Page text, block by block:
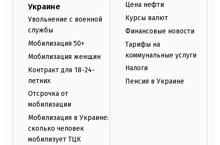
Украине
Увольнение с военной
службы
Мобилизация 50+
Мобилизация женщин
Контракт для 18-24-
летних
Отсрочка от
мобилизации
Мобилизация в Украине:
сколько человек
мобилизует ТЦК
Цена нефти
Курсы валют
Финансовые новости
Тарифы на
коммунальные услуги
Налоги
Пенсия в Украине